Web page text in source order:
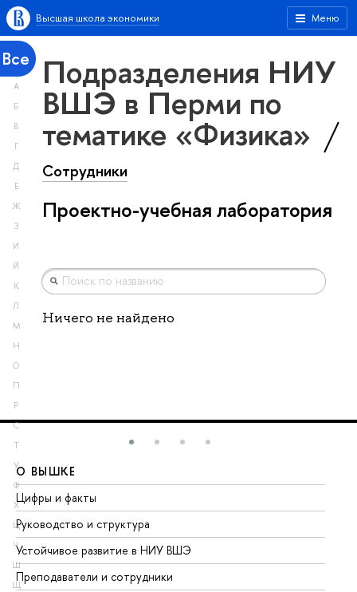
Меню
Высшая школа экономики
Все
А
Б
В
Г
Д
Е
Ж
З
И
Й
К
Л
М
Н
О
П
Р
С
Т
У
Ф
Х
Ц
Ч
Ш
Щ
Подразделения НИУ
ВШЭ в Перми по
тематике «Физика»
Сотрудники
Проектно-учебная лаборатория
Ничего не найдено
О ВЫШКЕ
Цифры и факты
Руководство и структура
Устойчивое развитие в НИУ ВШЭ
Преподаватели и сотрудники